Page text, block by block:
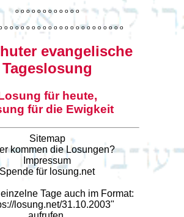
o o o o o o o o o o o o
o o o o o o o o o o o o o o o o o o o o o o
evangelische
Tageslosung
für heute,
für die Ewigkeit
Sitemap
kommen die Losungen?
Impressum
Spende für losung.net
einzelne Tage auch im Format:
losung.net/31.10.2003"